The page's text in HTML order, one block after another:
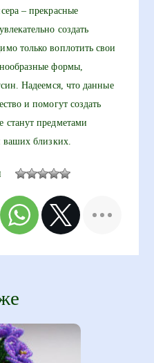
– прекрасные
создать
только воплотить свои
формы,
Надеемся, что данные
и помогут создать
станут предметами
ваших близких.